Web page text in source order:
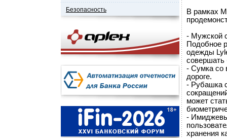
Безопасность
В рамках
- Мужской
Подобное
одежды
совершать
- Сумка со
дороге.
- Рубашка
может
-
хранения